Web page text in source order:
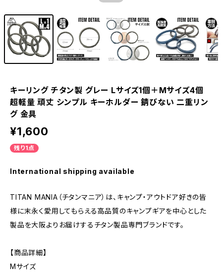
キーリング チタン製 グレー Lサイズ1個＋Mサイズ4個
超軽量 頑丈 シンプル キーホルダー 錆びない 二重リン
グ 金具
¥1,600
残り1点
International shipping available
TITAN MANIA（チタンマニア）は、キャンプ・アウトドア好きの皆
様に末永く愛用してもらえる高品質のキャンプギアを中心とした
製品を大阪よりお届けするチタン製品専門ブランドです。
【商品詳細】
Mサイズ